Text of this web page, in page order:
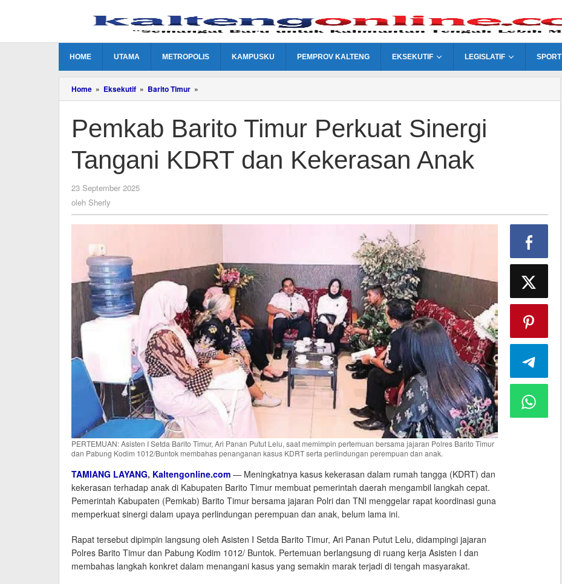
HOME UTAMA METROPOLIS KAMPUSKU PEMPROV KALTENG EKSEKUTIF LEGISLATIF SPORT
Home » Eksekutif » Barito Timur »
Barito
Perkuat
Sinergi
KDRT
dan
Pemkab Barito Timur Perkuat Sinergi
Tangani KDRT dan Kekerasan Anak
23 September 2025
oleh Sherly
PERTEMUAN: Asisten I Setda Barito Timur, Ari Panan Putut Lelu, saat memimpin pertemuan bersama jajaran Polres Barito Timur
dan Pabung Kodim 1012/Buntok membahas penanganan kasus KDRT serta perlindungan perempuan dan anak.
TAMIANG LAYANG, Kaltengonline.com — Meningkatnya kasus kekerasan dalam rumah tangga (KDRT) dan
kekerasan terhadap anak di Kabupaten Barito Timur membuat pemerintah daerah mengambil langkah cepat.
Pemerintah Kabupaten (Pemkab) Barito Timur bersama jajaran Polri dan TNI menggelar rapat koordinasi guna
memperkuat sinergi dalam upaya perlindungan perempuan dan anak, belum lama ini.
Rapat tersebut dipimpin langsung oleh Asisten I Setda Barito Timur, Ari Panan Putut Lelu, didampingi jajaran
Polres Barito Timur dan Pabung Kodim 1012/ Buntok. Pertemuan berlangsung di ruang kerja Asisten I dan
membahas langkah konkret dalam menangani kasus yang semakin marak terjadi di tengah masyarakat.